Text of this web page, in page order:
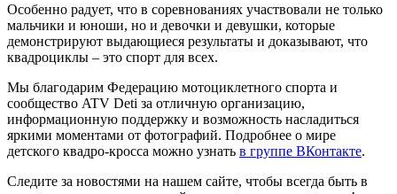
Особенно радует, что в соревнованиях участвовали не только
мальчики и юноши, но и девочки и девушки, которые
демонстрируют выдающиеся результаты и доказывают, что
квадроциклы – это спорт для всех.
Мы благодарим Федерацию мотоциклетного спорта и
сообщество ATV Deti за отличную организацию,
информационную поддержку и возможность насладиться
яркими моментами от фотографий. Подробнее о мире
детского квадро-кросса можно узнать в группе ВКонтакте.
Следите за новостями на нашем сайте, чтобы всегда быть в